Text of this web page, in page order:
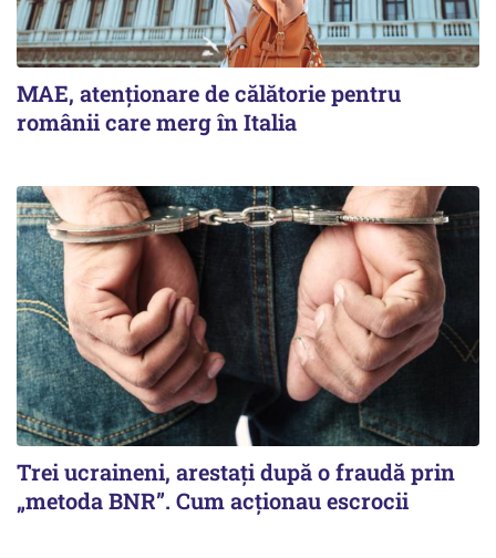
MAE, atenționare de călătorie pentru
românii care merg în Italia
Trei ucraineni, arestați după o fraudă prin
„metoda BNR”. Cum acționau escrocii